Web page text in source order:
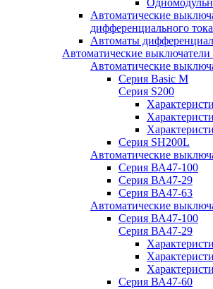
Автоматические
дифференциального
Автоматы
Автоматические
Автоматические
Серия Basic M
Серия S200
Серия SH200L
Автоматические
Серия ВА47-100
Серия ВА47-29
Серия ВА47-63
Автоматические
Серия ВА47-100
Серия ВА47-29
Серия ВА47-60